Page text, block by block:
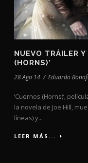
NUEVO TRÁILER Y
(HORNS)’
28 Ago 14 / Eduardo
‘Cuernos (Horns)’,
la novela de Joe Hill,
líneas) y...
LEER MÁS...